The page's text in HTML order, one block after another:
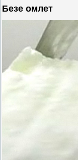
Безе омлет